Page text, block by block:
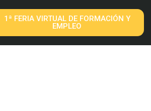
1ª FERIA VIRTUAL DE FORMACIÓN Y
EMPLEO